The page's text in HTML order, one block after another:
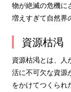
物が絶滅の危機に
増えすぎて自然界
資源枯渇
資源枯渇とは、人
活に不可欠な資源
をかけてつくられ